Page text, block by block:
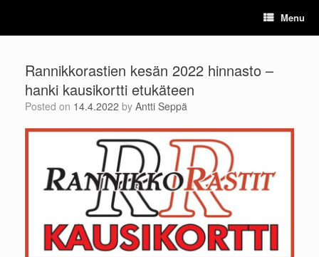
content
Menu
Rannikkorastien kesän 2022 hinnasto –
hanki kausikortti etukäteen
Posted on 14.4.2022 by Antti Seppä